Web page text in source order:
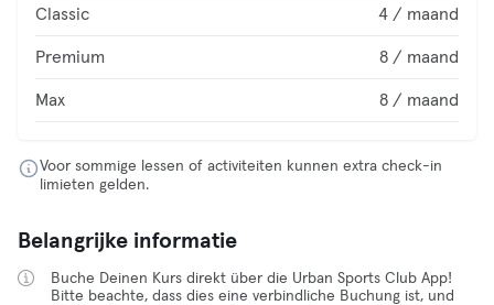
Classic 4 / maand
Premium 8 / maand
Max 8 / maand
Voor sommige lessen of activiteiten kunnen extra check-in
limieten gelden.
Belangrijke informatie
Buche Deinen Kurs direkt über die Urban Sports Club App!
Bitte beachte, dass dies eine verbindliche Buchung ist, und